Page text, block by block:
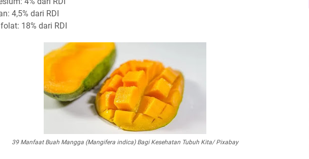
4,5% dari RDI
18% dari RDI
39 Manfaat Buah Mangga (Mangifera indica) Bagi Kesehatan Tubuh Kita/ Pixabay